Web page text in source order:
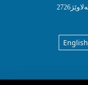
English